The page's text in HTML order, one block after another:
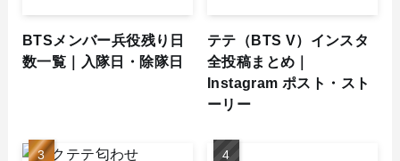
BTSメンバー兵役残り日
数一覧｜入隊日・除隊日
テテ（BTS V）インスタ
全投稿まとめ｜
Instagram ポスト・スト
ーリー